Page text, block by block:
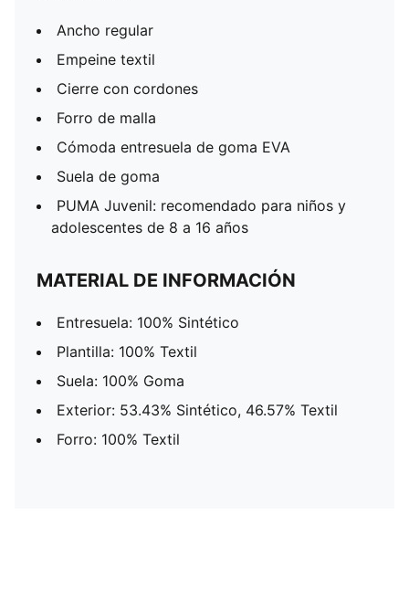
Ancho regular
Empeine textil
Cierre con cordones
Forro de malla
Cómoda entresuela de goma EVA
Suela de goma
PUMA Juvenil: recomendado para niños y
adolescentes de 8 a 16 años
MATERIAL DE INFORMACIÓN
Entresuela: 100% Sintético
Plantilla: 100% Textil
Suela: 100% Goma
Exterior: 53.43% Sintético, 46.57% Textil
Forro: 100% Textil